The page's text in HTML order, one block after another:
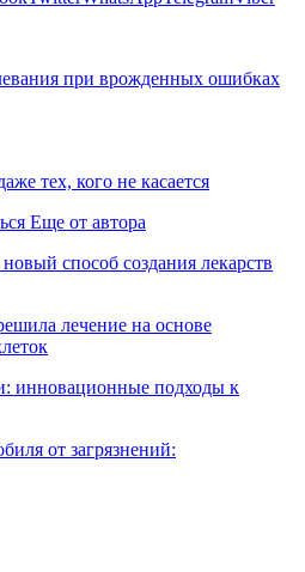
при врожденных ошибках
тех, кого не касается
Еще от автора
способ создания лекарств
лечение на основе
инновационные подходы к
от загрязнений: